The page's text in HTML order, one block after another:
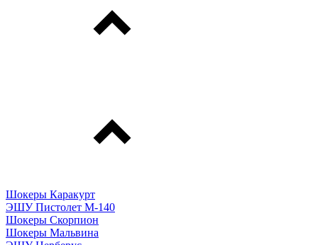
Шокеры Каракурт
ЭШУ Пистолет М-140
Шокеры Скорпион
Шокеры Мальвина